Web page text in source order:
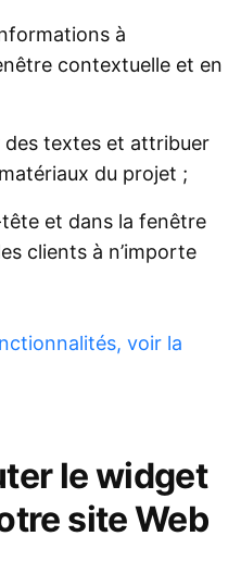
à
contextuelle et en
des textes et attribuer
du projet ;
et dans la fenêtre
clients à n’importe
voir la
le widget
site Web